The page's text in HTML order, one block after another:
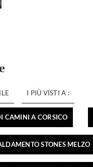
I PIÙ VISTI A :
CAMINI A CORSICO
STONES MELZO